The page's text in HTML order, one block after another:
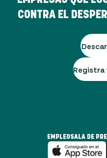
CONTRA EL
Registra
EMPLEOSALA DE